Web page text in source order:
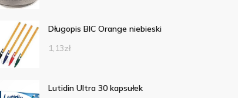
Długopis BIC Orange niebieski
1,13zł
Lutidin Ultra 30 kapsułek